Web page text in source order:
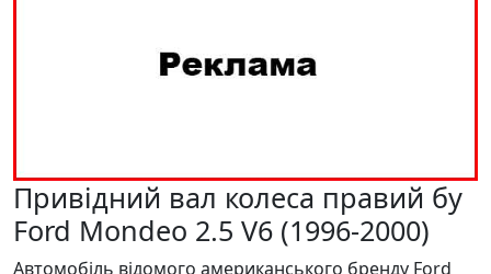
Привідний вал колеса правий бу
Ford Mondeo 2.5 V6 (1996-2000)
Автомобіль відомого американського бренду Ford